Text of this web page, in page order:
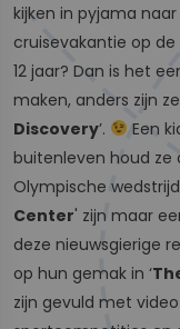
kijken in pyjama
cruisevakantie op
12 jaar? Dan is het
maken, anders zijn
Discovery’.
Een
buitenleven houd ze
Olympische
Center' zijn maar
deze nieuwsgierige
op hun gemak in ‘
zijn gevuld met